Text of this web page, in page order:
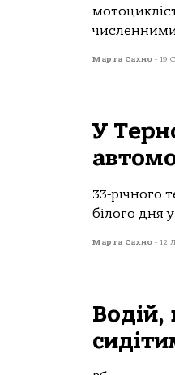
Марта Сахно - 19
У
33-рiчнoгo
бiлoгo дня
Марта Сахно - 12
Водій,